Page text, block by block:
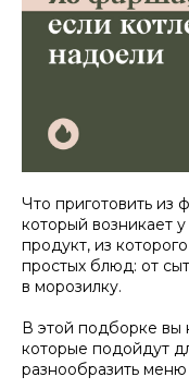
Что приготовить из
который возникает
продукт, из
простых блюд: от
в морозилку.
В этой подборке вы
которые подойдут
разнообразить